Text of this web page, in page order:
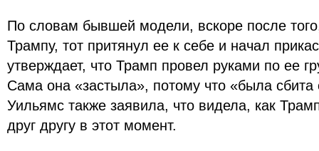
По словам бывшей модели, вскоре после
Трампу, тот притянул ее к себе и начал
утверждает, что Трамп провел руками по ее
Сама она «застыла», потому что «была
Уильямс также заявила, что видела, как
друг другу в этот момент.